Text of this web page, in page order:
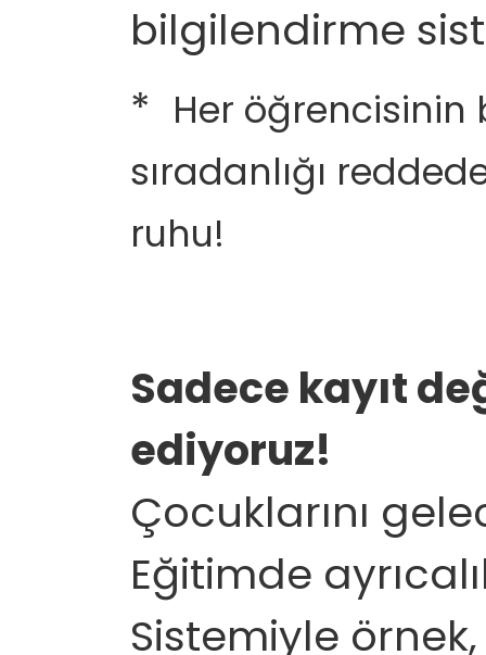
bilgilendirme
* Her öğrencisinin
sıradanlığı
ruhu!
Sadece kayıt
ediyoruz!
Çocuklarını
Eğitimde
Sistemiyle